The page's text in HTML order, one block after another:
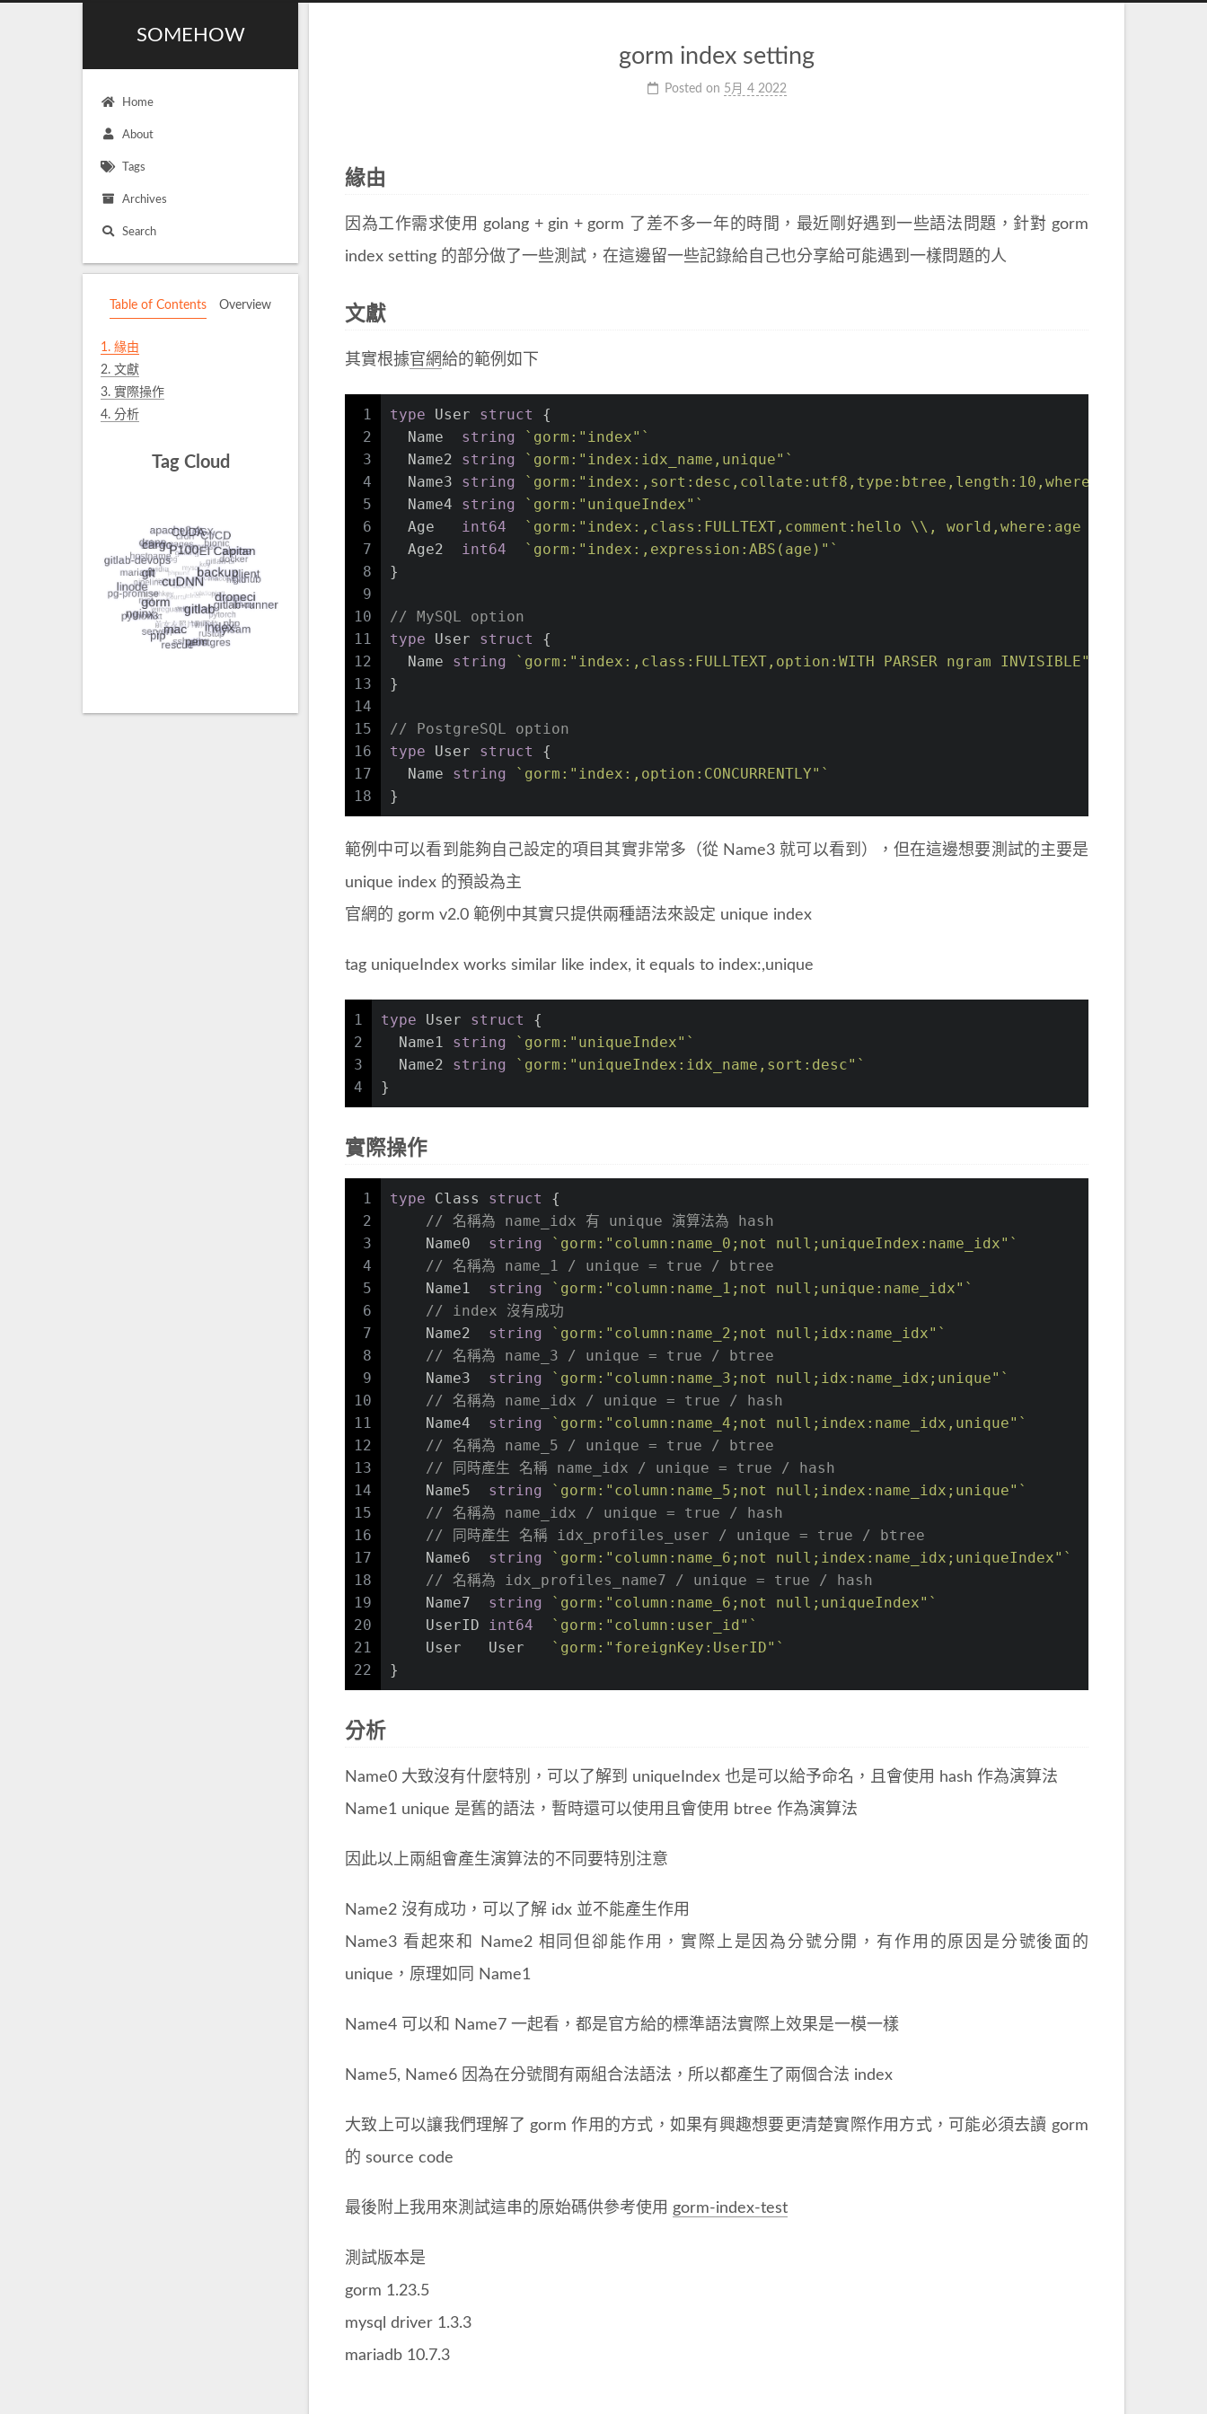
SOMEHOW
Home
About
Tags
Archives
Search
gorm index setting
Posted on 5月 4 2022
緣由
因為工作需求使用 golang + gin + gorm 了差不多一年的時間，最近剛好遇到一些語法問題，針對 gorm
index setting 的部分做了一些測試，在這邊留一些記錄給自己也分享給可能遇到一樣問題的人
文獻
其實根據官網給的範例如下
1
2
3
4
5
6
7
8
9
10
11
12
13
14
15
16
17
18
type User struct
{
  Name
string
`gorm:"index"`
  Name2
string
`gorm:"index:idx_name,unique"`
  Name3
string
`gorm:"index:,sort:desc,collate:utf8,type:btree,length:10,where:name3 !=
  Name4
string
`gorm:"uniqueIndex"`
  Age
int64
`gorm:"index:,class:FULLTEXT,comment:hello \\, world,where:age > 10"`
  Age2
int64
`gorm:"index:,expression:ABS(age)"`
}
// MySQL option
type User struct
{
  Name
string
`gorm:"index:,class:FULLTEXT,option:WITH PARSER ngram INVISIBLE"`
}
// PostgreSQL option
type User struct
{
  Name
string
`gorm:"index:,option:CONCURRENTLY"`
}
範例中可以看到能夠自己設定的項目其實非常多（從 Name3 就可以看到），但在這邊想要測試的主要是
unique index 的預設為主
官網的 gorm v2.0 範例中其實只提供兩種語法來設定 unique index
tag uniqueIndex works similar like index, it equals to index:,unique
1
2
3
4
type User struct
{
  Name1
string
`gorm:"uniqueIndex"`
  Name2
string
`gorm:"uniqueIndex:idx_name,sort:desc"`
}
實際操作
1
2
3
4
5
6
7
8
9
10
11
12
13
14
15
16
17
18
19
20
21
22
type Class struct
{
// 名稱為 name_idx 有 unique 演算法為 hash
    Name0
string
`gorm:"column:name_0;not null;uniqueIndex:name_idx"`
// 名稱為 name_1 / unique = true / btree
    Name1
string
`gorm:"column:name_1;not null;unique:name_idx"`
// index 沒有成功
    Name2
string
`gorm:"column:name_2;not null;idx:name_idx"`
// 名稱為 name_3 / unique = true / btree
    Name3
string
`gorm:"column:name_3;not null;idx:name_idx;unique"`
// 名稱為 name_idx / unique = true / hash
    Name4
string
`gorm:"column:name_4;not null;index:name_idx,unique"`
// 名稱為 name_5 / unique = true / btree
// 同時產生 名稱 name_idx / unique = true / hash
    Name5
string
`gorm:"column:name_5;not null;index:name_idx;unique"`
// 名稱為 name_idx / unique = true / hash
// 同時產生 名稱 idx_profiles_user / unique = true / btree
    Name6
string
`gorm:"column:name_6;not null;index:name_idx;uniqueIndex"`
// 名稱為 idx_profiles_name7 / unique = true / hash
    Name7
string
`gorm:"column:name_6;not null;uniqueIndex"`
    UserID
int64
`gorm:"column:user_id"`
    User   User
`gorm:"foreignKey:UserID"`
}
分析
Name0 大致沒有什麼特別，可以了解到 uniqueIndex 也是可以給予命名，且會使用 hash 作為演算法
Name1 unique 是舊的語法，暫時還可以使用且會使用 btree 作為演算法
因此以上兩組會產生演算法的不同要特別注意
Name2 沒有成功，可以了解 idx 並不能產生作用
Name3 看起來和 Name2 相同但卻能作用，實際上是因為分號分開，有作用的原因是分號後面的
unique，原理如同 Name1
Name4 可以和 Name7 一起看，都是官方給的標準語法實際上效果是一模一樣
Name5, Name6 因為在分號間有兩組合法語法，所以都產生了兩個合法 index
大致上可以讓我們理解了 gorm 作用的方式，如果有興趣想要更清楚實際作用方式，可能必須去讀 gorm
的 source code
最後附上我用來測試這串的原始碼供參考使用 gorm-index-test
測試版本是
gorm 1.23.5
mysql driver 1.3.3
mariadb 10.7.3
Table of Contents Overview
1. 緣由
2. 文獻
3. 實際操作
4. 分析
Tag Cloud